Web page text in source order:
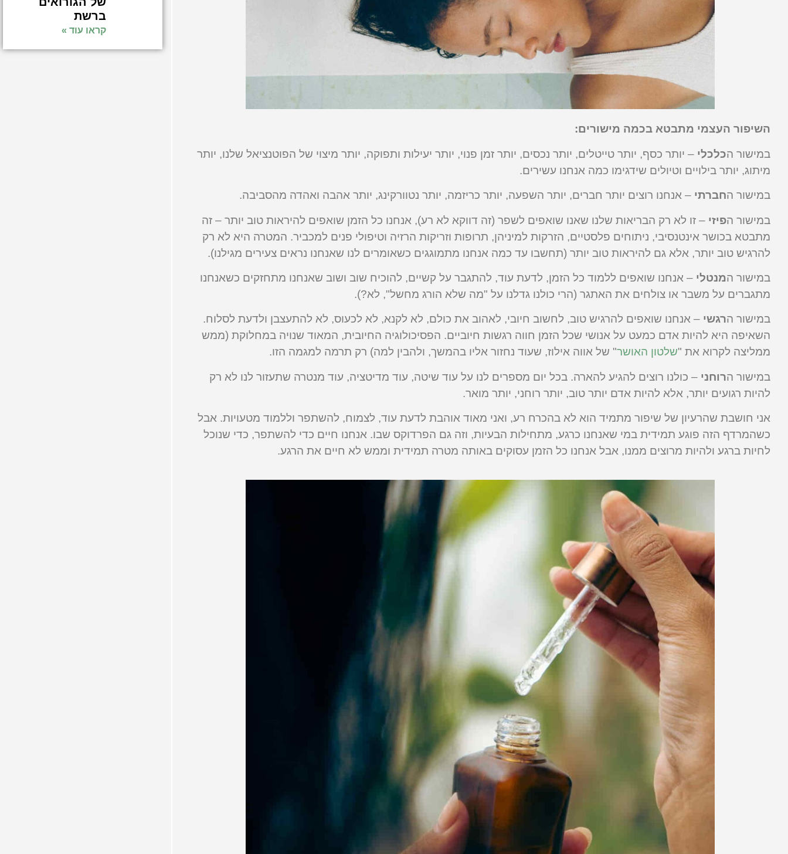
השיפור העצמי מתבטא בכמה מישורים:
במישור הכלכלי – יותר כסף, יותר טייטלים, יותר נכסים, יותר זמן פנוי, יותר יעילות ותפוקה, יותר מיצוי של הפוטנציאל שלנו, יותר
מיתוג, יותר בילויים וטיולים שידגימו כמה אנחנו עשירים.
במישור החברתי – אנחנו רוצים יותר חברים, יותר השפעה, יותר כריזמה, יותר נטוורקינג, יותר אהבה ואהדה מהסביבה.
במישור הפיזי – זו לא רק הבריאות שלנו שאנו שואפים לשפר (זה דווקא לא רע), אנחנו כל הזמן שואפים להיראות טוב יותר – זה
מתבטא בכושר אינטנסיבי, ניתוחים פלסטיים, הזרקות למיניהן, תרופות וזריקות הרזיה וטיפולי פנים למכביר. המטרה היא לא רק
להרגיש טוב יותר, אלא גם להיראות טוב יותר (תחשבו עד כמה אנחנו מתמוגגים כשאומרים לנו שאנחנו נראים צעירים מגילנו).
במישור המנטלי – אנחנו שואפים ללמוד כל הזמן, לדעת עוד, להתגבר על קשיים, להוכיח שוב ושוב שאנחנו מתחזקים כשאנחנו
מתגברים על משבר או צולחים את האתגר (הרי כולנו גדלנו על "מה שלא הורג מחשל", לא?).
במישור הרגשי – אנחנו שואפים להרגיש טוב, לחשוב חיובי, לאהוב את כולם, לא לקנא, לא לכעוס, לא להתעצבן ולדעת לסלוח.
השאיפה היא להיות אדם כמעט על אנושי שכל הזמן חווה רגשות חיוביים. הפסיכולוגיה החיובית, המאוד שנויה במחלוקת (ממש
ממליצה לקרוא את "שלטון האושר" של אווה אילוז, שעוד נחזור אליו בהמשך, ולהבין למה) רק תרמה למגמה הזו.
במישור הרוחני – כולנו רוצים להגיע להארה. בכל יום מספרים לנו על עוד שיטה, עוד מדיטציה, עוד מנטרה שתעזור לנו לא רק
להיות רגועים יותר, אלא להיות אדם יותר טוב, יותר רוחני, יותר מואר.
אני חושבת שהרעיון של שיפור מתמיד הוא לא בהכרח רע, ואני מאוד אוהבת לדעת עוד, לצמוח, להשתפר וללמוד מטעויות. אבל
כשהמרדף הזה פוגע תמידית במי שאנחנו כרגע, מתחילות הבעיות, וזה גם הפרדוקס שבו. אנחנו חיים כדי להשתפר, כדי שנוכל
לחיות ברגע ולהיות מרוצים ממנו, אבל אנחנו כל הזמן עסוקים באותה מטרה תמידית וממש לא חיים את הרגע.
ברשת
קראו עוד »